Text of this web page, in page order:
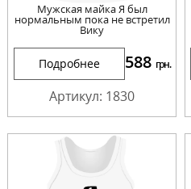
Мужская майка Я был
нормальным пока не встретил
Вику
Подробнее 588 грн.
Артикул: 1830